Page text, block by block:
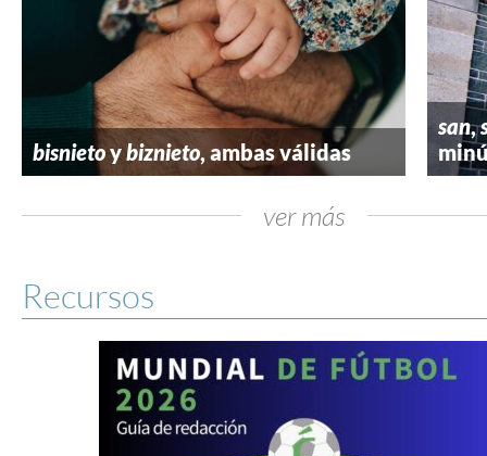
bisnietoybiznieto, ambas válidas
san,
ver más
Recursos